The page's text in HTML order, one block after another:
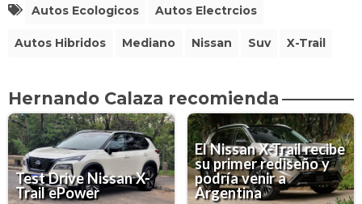
Autos Ecologicos Autos Electrcios
Autos Hibridos Mediano Nissan Suv X-Trail
Hernando Calaza recomienda
Test Drive Nissan X-
Trail ePower
El Nissan X-Trail recibe
su primer rediseño y
podría venir a
Argentina